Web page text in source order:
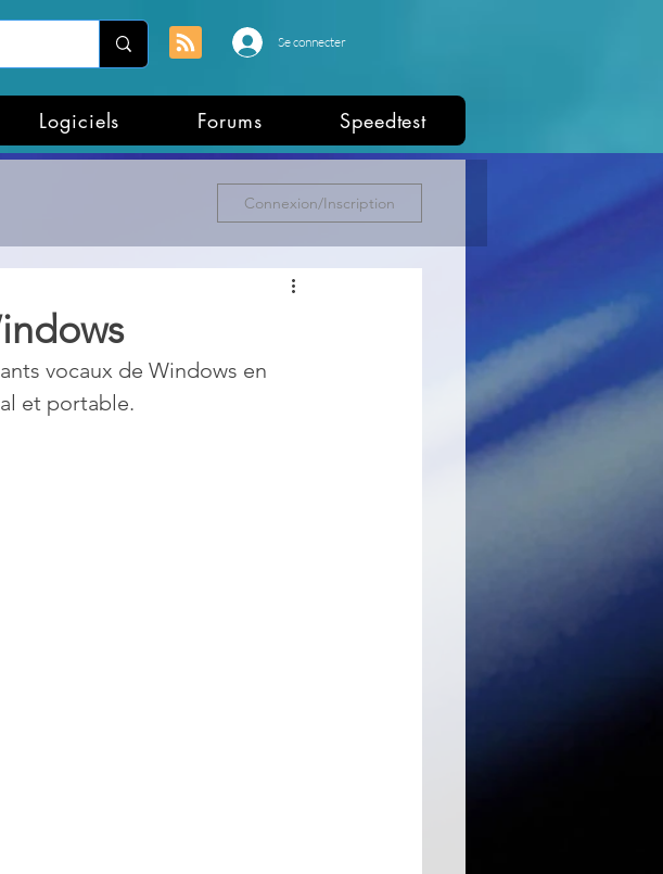
Se connecter
Logiciels Forums Speedtest
Graphisme
Connexion/Inscription
vocaux de Windows en
et portable.